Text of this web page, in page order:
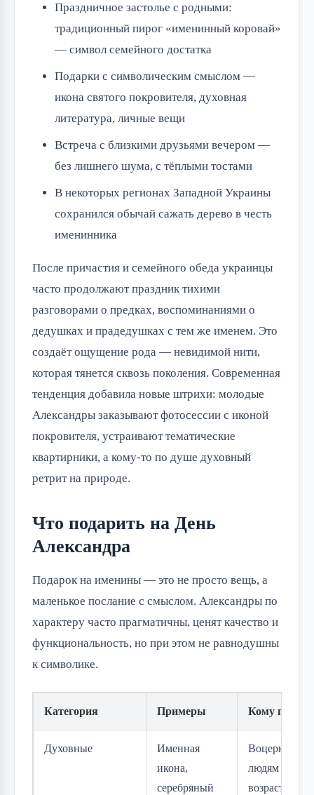
Праздничное застолье с родными:
традиционный пирог «именинный коровай»
— символ семейного достатка
Подарки с символическим смыслом —
икона святого покровителя, духовная
литература, личные вещи
Встреча с близкими друзьями вечером —
без лишнего шума, с тёплыми тостами
В некоторых регионах Западной Украины
сохранился обычай сажать дерево в честь
именинника
После причастия и семейного обеда украинцы
часто продолжают праздник тихими
разговорами о предках, воспоминаниями о
дедушках и прадедушках с тем же именем. Это
создаёт ощущение рода — невидимой нити,
которая тянется сквозь поколения. Современная
тенденция добавила новые штрихи: молодые
Александры заказывают фотосессии с иконой
покровителя, устраивают тематические
квартирники, а кому-то по душе духовный
ретрит на природе.
Что подарить на День
Александра
Подарок на именины — это не просто вещь, а
маленькое послание с смыслом. Александры по
характеру часто прагматичны, ценят качество и
функциональность, но при этом не равнодушны
к символике.
Категория Примеры Кому
Духовные
Именная
икона,
серебряный
людям
возраста